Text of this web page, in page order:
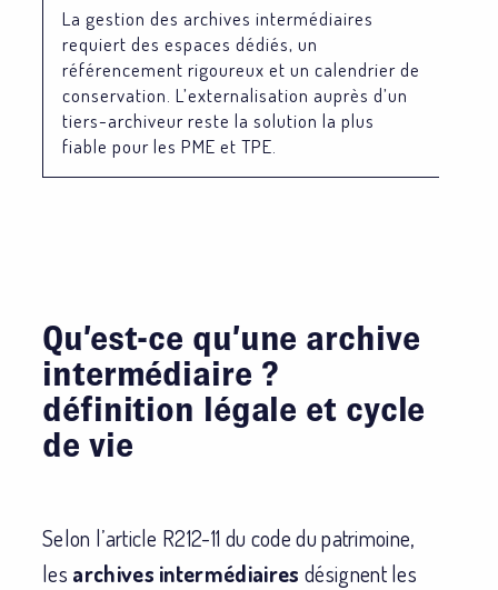
La gestion des archives intermédiaires
requiert des espaces dédiés, un
référencement rigoureux et un calendrier de
conservation. L’externalisation auprès d’un
tiers-archiveur reste la solution la plus
fiable pour les PME et TPE.
Qu’est-ce qu’une archive
intermédiaire ?
définition légale et cycle
de vie
Selon l’article R212-11 du code du patrimoine,
les archives intermédiaires désignent les